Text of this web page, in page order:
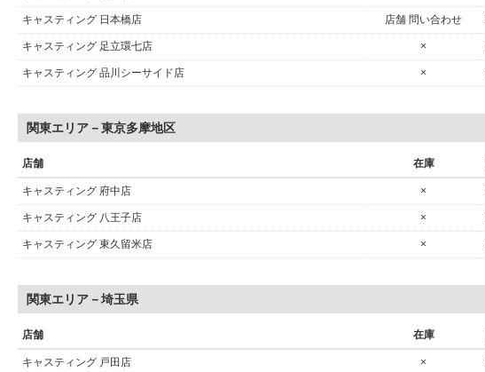
キャスティング 日本橋店 店舗 問い合わせ
キャスティング 足立環七店 ×
キャスティング 品川シーサイド店 ×
関東エリア－東京多摩地区
店舗 在庫
キャスティング 府中店 ×
キャスティング 八王子店 ×
キャスティング 東久留米店 ×
関東エリア－埼玉県
店舗 在庫
キャスティング 戸田店 ×